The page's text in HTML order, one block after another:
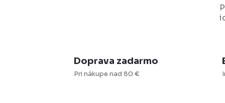
i
Doprava zadarmo
Pri nákupe nad 80 €